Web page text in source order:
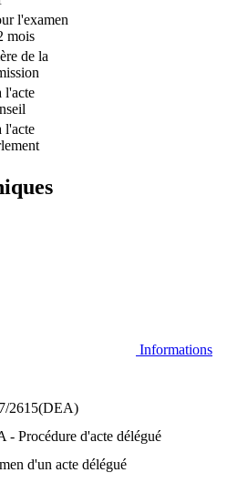
l'examen
mois
de la
l'acte
l'acte
Informations
2615(DEA)
- Procédure d'acte délégué
d'un acte délégué